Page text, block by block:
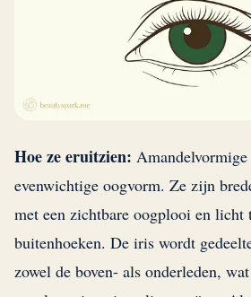
Hoe ze eruitzien:
evenwichtige oogvorm. Ze zijn
met een zichtbare oogplooi en licht
buitenhoeken. De iris wordt
zowel de boven- als onderleden,